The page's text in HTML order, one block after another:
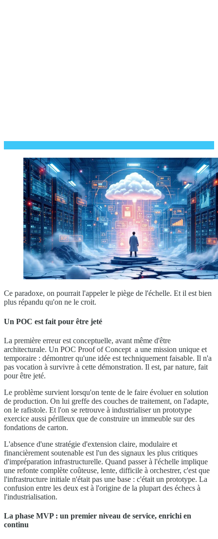
Ce paradoxe, on pourrait l'appeler le piège de l'échelle. Et il est bien
plus répandu qu'on ne le croit.
Un POC est fait pour être jeté
La première erreur est conceptuelle, avant même d'être
architecturale. Un POC Proof of Concept a une mission unique et
temporaire : démontrer qu'une idée est techniquement faisable. Il n'a
pas vocation à survivre à cette démonstration. Il est, par nature, fait
pour être jeté.
Le problème survient lorsqu'on tente de le faire évoluer en solution
de production. On lui greffe des couches de traitement, on l'adapte,
on le rafistole. Et l'on se retrouve à industrialiser un prototype
exercice aussi périlleux que de construire un immeuble sur des
fondations de carton.
L'absence d'une stratégie d'extension claire, modulaire et
financièrement soutenable est l'un des signaux les plus critiques
d'impréparation infrastructurelle. Quand passer à l'échelle implique
une refonte complète coûteuse, lente, difficile à orchestrer, c'est que
l'infrastructure initiale n'était pas une base : c'était un prototype. La
confusion entre les deux est à l'origine de la plupart des échecs à
l'industrialisation.
La phase MVP : un premier niveau de service, enrichi en
continu